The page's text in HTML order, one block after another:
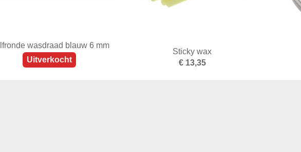
wasdraad blauw 6 mm
Uitverkocht
Sticky wax
€ 13,35